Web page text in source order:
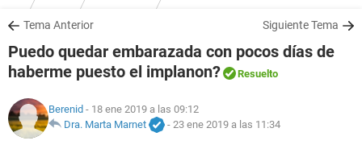
SALUD
FAMILIA
NUTRICIÓN
Tema Anterior Siguiente Tema
Puedo quedar embarazada con pocos días de
haberme puesto el implanon?
Resuelto
Berenid - 18 ene 2019 a las 09:12
Dra. Marta Marnet
- 23 ene 2019 a las 11:34